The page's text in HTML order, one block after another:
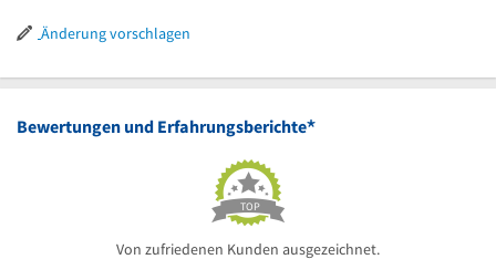
Uhr
Änderung vorschlagen
Bewertungen und Erfahrungsberichte*
TOP
Von zufriedenen Kunden ausgezeichnet.